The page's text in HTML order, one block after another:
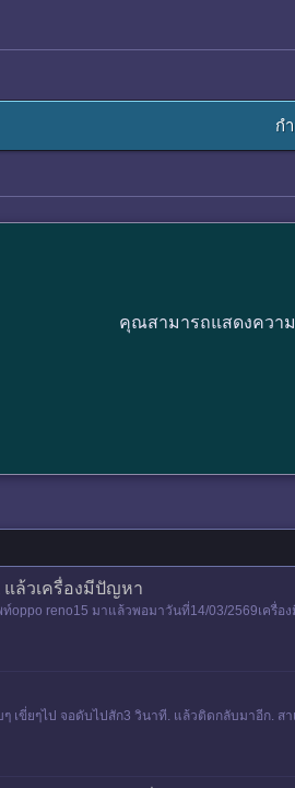
ก
คุณสามารถแสดงควา
ล้วเครื่องมีปัญหา
oppo reno15 มาแล้วพอมาวันที่14/03/2569เค
ๆ เขี่ยๆไป จอดับไปสัก3 วินาที. แล้วติดกลับมาอีก. ส